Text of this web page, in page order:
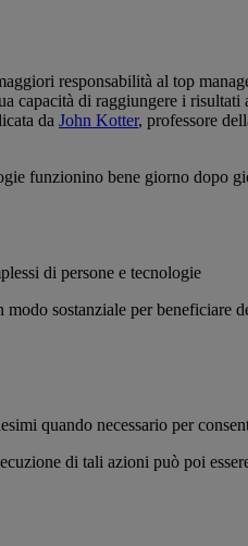
responsabilità al top
capacità di raggiungere i risultati
da John Kotter, professore
funzionino bene giorno dopo
di persone e tecnologie
sostanziale per beneficiare
quando necessario per
di tali azioni può poi